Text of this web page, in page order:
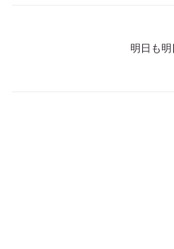
明日も